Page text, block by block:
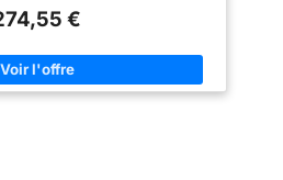
son compte les principaux atouts de
mérite toute notre attention !Lan...
€